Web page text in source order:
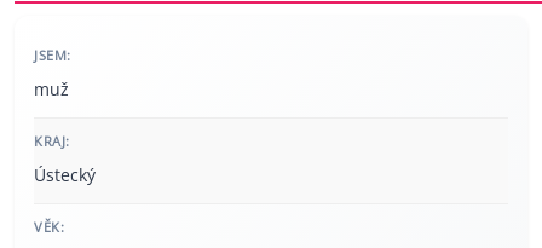
JSEM:
muž
KRAJ:
Ústecký
VĚK: